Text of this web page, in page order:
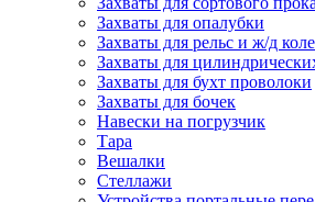
Захваты для опалубки
Захваты для рельс и ж/д
Захваты для
Захваты для бухт проволоки
Захваты для бочек
Навески на погрузчик
Тара
Вешалки
Стеллажи